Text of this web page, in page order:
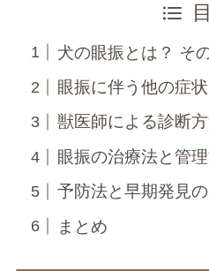
犬の眼振とは？ そ
眼振に伴う他の症状
獣医師による診断
眼振の治療法と管
予防法と早期発見
まとめ